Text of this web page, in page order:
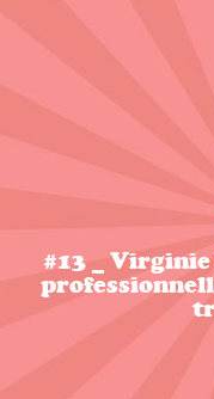
#13 _